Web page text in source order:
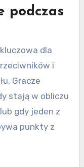
podczas
dla
i
Gracze
stają w obliczu
gdy jeden z
punkty z